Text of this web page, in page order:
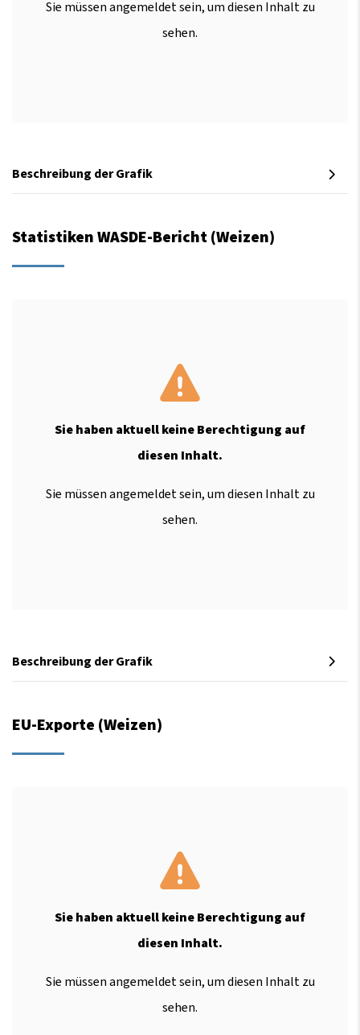
Sie müssen angemeldet sein, um diesen Inhalt zu
sehen.
Beschreibung der Grafik
Statistiken WASDE-Bericht (Weizen)
Sie haben aktuell keine Berechtigung auf
diesen Inhalt.
Sie müssen angemeldet sein, um diesen Inhalt zu
sehen.
Beschreibung der Grafik
EU-Exporte (Weizen)
Sie haben aktuell keine Berechtigung auf
diesen Inhalt.
Sie müssen angemeldet sein, um diesen Inhalt zu
sehen.